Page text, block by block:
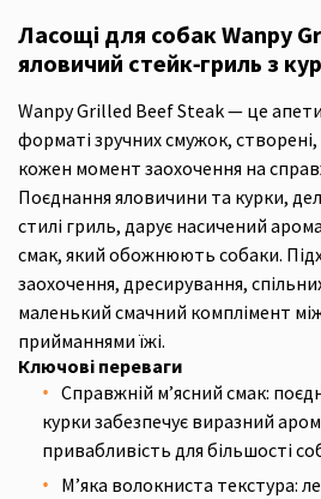
Ласощі для собак Wanpy
яловичий стейк‑гриль з
Wanpy Grilled Beef Steak — це
форматі зручних смужок,
кожен момент заохочення на
Поєднання яловичини та курки,
стилі гриль, дарує насичений
смак, який обожнюють собаки.
заохочення, дресирування,
маленький смачний комплімент
прийманнями їжі.
Ключові переваги
Справжній м’ясний смак:
курки забезпечує виразний
привабливість для більшості
М’яка волокниста текстура: